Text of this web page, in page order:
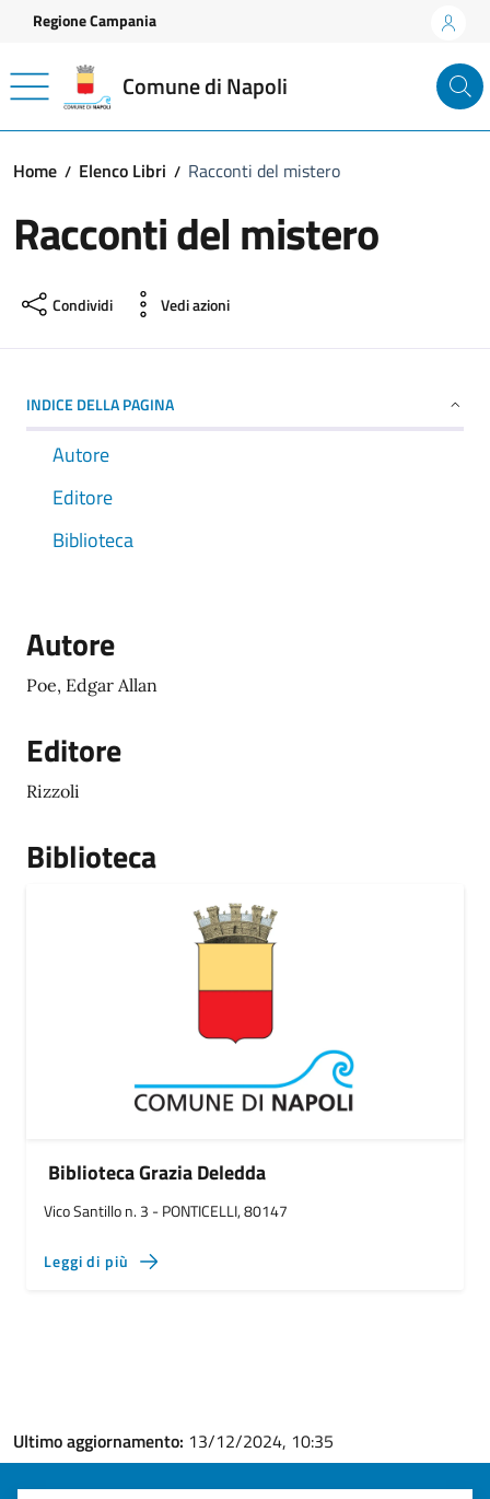
Vai ai contenuti
Vai al footer
Regione Campania
Comune di Napoli
Home Elenco Libri Racconti del mistero
Racconti del mistero
Condividi Vedi azioni
INDICE DELLA PAGINA
Autore
Editore
Biblioteca
Autore
Poe, Edgar Allan
Editore
Rizzoli
Biblioteca
Biblioteca Grazia Deledda
Vico Santillo n. 3 - PONTICELLI, 80147
Leggi di più
Ultimo aggiornamento: 13/12/2024, 10:35